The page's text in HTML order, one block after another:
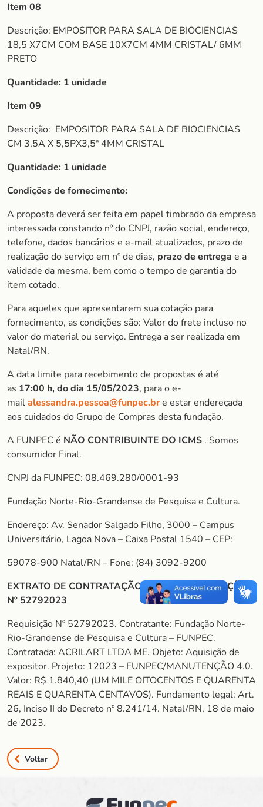
Item 08
Descrição: EMPOSITOR PARA SALA DE BIOCIENCIAS
18,5 X7CM COM BASE 10X7CM 4MM CRISTAL/ 6MM
PRETO
Quantidade: 1 unidade
Item 09
Descrição: EMPOSITOR PARA SALA DE BIOCIENCIAS
CM 3,5A X 5,5PX3,5ª 4MM CRISTAL
Quantidade: 1 unidade
Condições de fornecimento:
A proposta deverá ser feita em papel timbrado da empresa
interessada constando nº do CNPJ, razão social, endereço,
telefone, dados bancários e e-mail atualizados, prazo de
realização do serviço em nº de dias, prazo de entrega e a
validade da mesma, bem como o tempo de garantia do
item cotado.
Para aqueles que apresentarem sua cotação para
fornecimento, as condições são: Valor do frete incluso no
valor do material ou serviço. Entrega a ser realizada em
Natal/RN.
A data limite para recebimento de propostas é até
as 17:00 h, do dia 15/05/2023, para o e-
mailalessandra.pessoa@funpec.bre estar endereçada
aos cuidados do Grupo de Compras desta fundação.
A FUNPEC é NÃO CONTRIBUINTE DO ICMS . Somos
consumidor Final.
CNPJ da FUNPEC: 08.469.280/0001-93
Fundação Norte-Rio-Grandense de Pesquisa e Cultura.
Endereço: Av. Senador Salgado Filho, 3000 – Campus
Universitário, Lagoa Nova – Caixa Postal 1540 – CEP:
59078-900 Natal/RN – Fone: (84) 3092-9200
EXTRATO DE CONTRATAÇÃO DIRETA – REQUISIÇÃO
Nº 52792023
Requisição Nº 52792023. Contratante: Fundação Norte-
Rio-Grandense de Pesquisa e Cultura – FUNPEC.
Contratada: ACRILART LTDA ME. Objeto: Aquisição de
expositor. Projeto: 12023 – FUNPEC/MANUTENÇÃO 4.0.
Valor: R$ 1.840,40 (UM MILE OITOCENTOS E QUARENTA
REAIS E QUARENTA CENTAVOS). Fundamento legal: Art.
26, Inciso II do Decreto nº 8.241/14. Natal/RN, 18 de maio
de 2023.
Voltar